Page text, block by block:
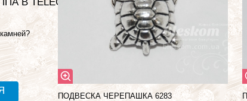
ПОДВЕСКА ЧЕРЕПАШКА 6283